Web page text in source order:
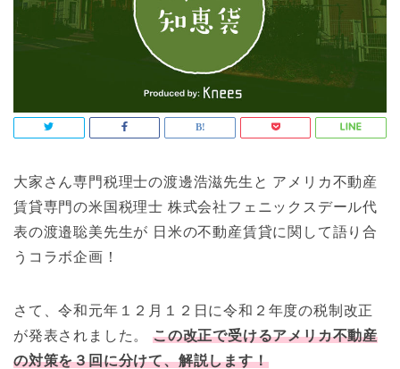
大家さん専門税理士の渡邊浩滋先生と アメリカ不動産
賃貸専門の米国税理士 株式会社フェニックスデール代
表の渡邉聡美先生が 日米の不動産賃貸に関して語り合
うコラボ企画！
さて、令和元年１２月１２日に令和２年度の税制改正
が発表されました。 この改正で受けるアメリカ不動産
の対策を３回に分けて、解説します！